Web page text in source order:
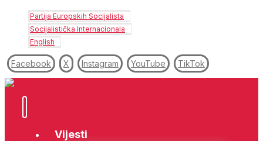
Partija Europskih Socijalista
Socijalistička Internacionala
English
Facebook X Instagram YouTube TikTok
Vijesti